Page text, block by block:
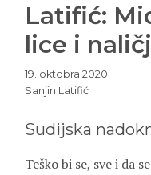
Latifić:
lice i
19. oktobra 2020.
Sanjin Latifić
Sudijska
Teško bi se, sve i da